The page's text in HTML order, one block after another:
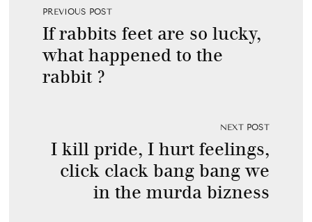
PREVIOUS POST
If rabbits feet are so lucky,
what happened to the
rabbit ?
NEXT POST
I kill pride, I hurt feelings,
click clack bang bang we
in the murda bizness